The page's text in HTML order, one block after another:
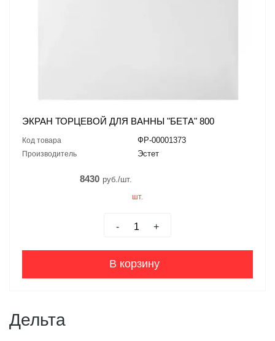
ЭКРАН ТОРЦЕВОЙ ДЛЯ ВАННЫ "БЕТА" 800
Код товара ФР-00001373
Производитель Эстет
8430 руб./шт.
шт.
- +
В корзину
Дельта